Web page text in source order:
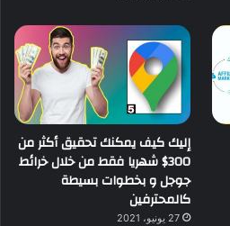
إليك كيف يمكنك تحقيق أكثر من
300$ شهريا فقط من خلال خرائط
جوجل و بخطوات بسيطة
كالمحترفين
27 يونيو، 2021